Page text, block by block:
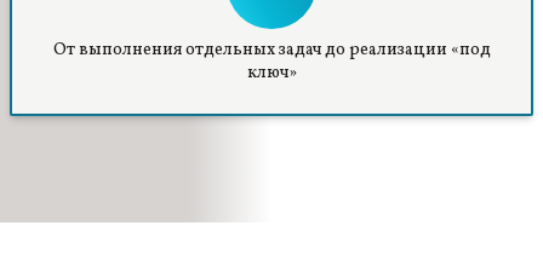
От выполнения отдельных задач до реализации «под
ключ»